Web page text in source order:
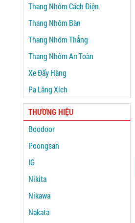
Thang Nhôm Cách Điện
Thang Nhôm Bàn
Thang Nhôm Thẳng
Thang Nhôm An Toàn
Xe Đẩy Hàng
Pa Lăng Xích
THƯƠNG HIỆU
Boodoor
Poongsan
IG
Nikita
Nikawa
Nakata